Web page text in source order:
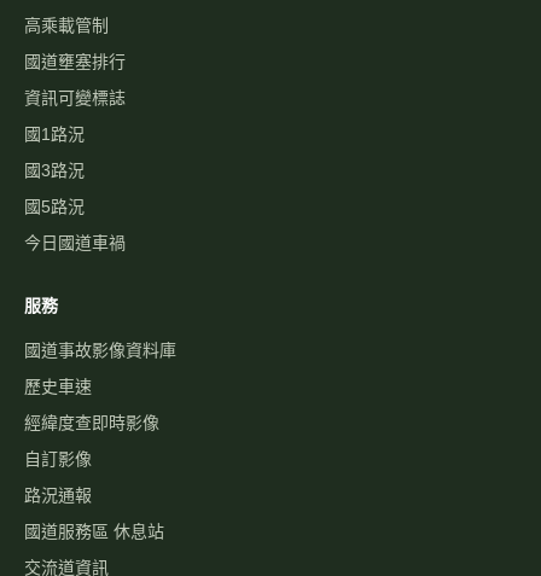
高乘載管制
國道壅塞排行
資訊可變標誌
國1路況
國3路況
國5路況
今日國道車禍
服務
國道事故影像資料庫
歷史車速
經緯度查即時影像
自訂影像
路況通報
國道服務區 休息站
交流道資訊